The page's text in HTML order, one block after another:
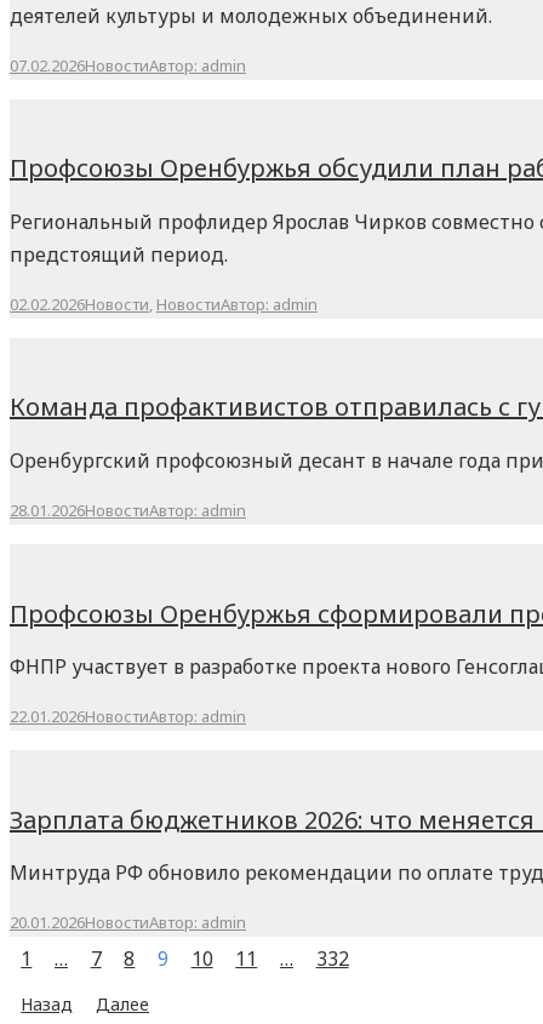
деятелей культуры и молодежных объединений.
07.02.2026НовостиАвтор: admin
Профсоюзы Оренбуржья обсудили план
Региональный профлидер Ярослав Чирков
предстоящий период.
02.02.2026Новости, НовостиАвтор: admin
Команда профактивистов отправилась с
Оренбургский профсоюзный десант в начале года
28.01.2026НовостиАвтор: admin
Профсоюзы Оренбуржья сформировали
ФНПР участвует в разработке проекта нового
22.01.2026НовостиАвтор: admin
Зарплата бюджетников 2026: что
Минтруда РФ обновило рекомендации по оплате
20.01.2026НовостиАвтор: admin
1 … 7 8 9 10 11 … 332
Назад Далее